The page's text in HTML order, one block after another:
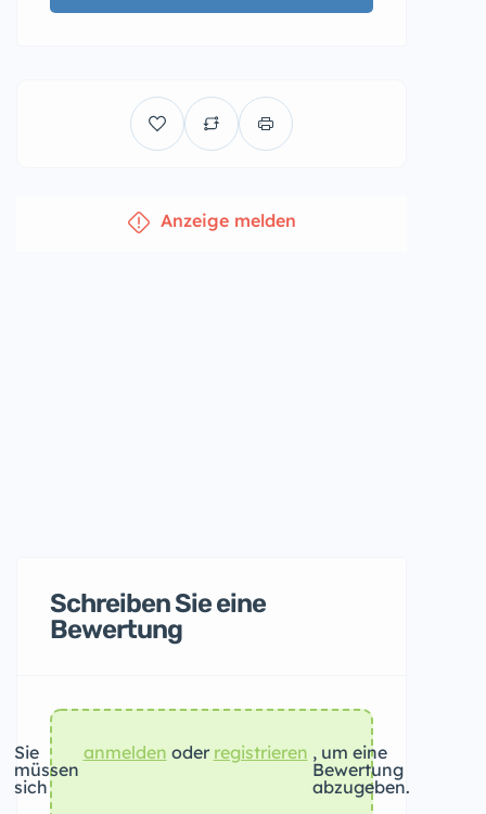
Anzeige melden
Schreiben Sie eine
Bewertung
Sie
müssen
sich
anmelden oder registrieren , um eine
Bewertung
abzugeben.